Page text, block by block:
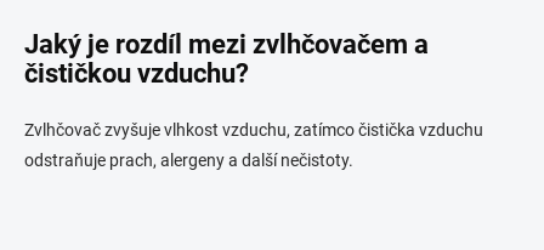
Jaký je rozdíl mezi zvlhčovačem a
čističkou vzduchu?
Zvlhčovač zvyšuje vlhkost vzduchu, zatímco čistička vzduchu
odstraňuje prach, alergeny a další nečistoty.